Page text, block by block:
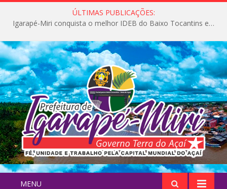
ÚLTIMAS PUBLICAÇÕES:
Igarapé-Miri conquista o melhor IDEB do Baixo Tocantins e avança na qualidade da educação pública
MENU